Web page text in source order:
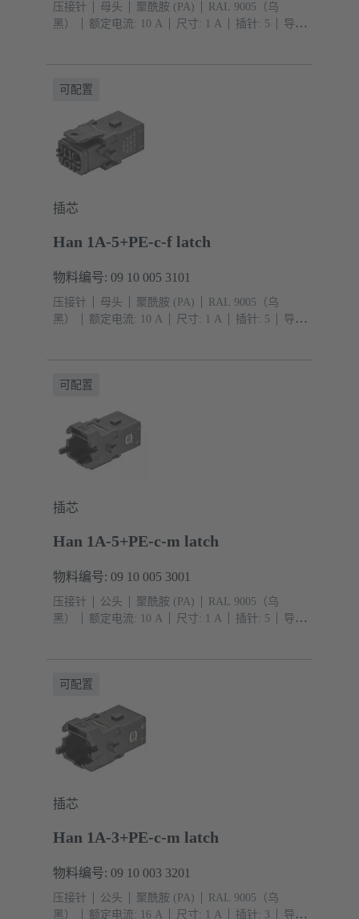
压接针 母头 聚酰胺 (PA)
RAL 9005（乌
黑）
额定电流: ‌10 A 尺寸: 1 A 插针: 5
导体
可配置
插芯
Han 1A-5+PE-c-f latch
物料编号: 09 10 005 3101
压接针 母头 聚酰胺 (PA)
RAL 9005（乌
黑）
额定电流: ‌10 A 尺寸: 1 A 插针: 5
导体
可配置
插芯
Han 1A-5+PE-c-m latch
物料编号: 09 10 005 3001
压接针 公头 聚酰胺 (PA)
RAL 9005（乌
黑）
额定电流: ‌10 A 尺寸: 1 A 插针: 5
导体
可配置
插芯
Han 1A-3+PE-c-m latch
物料编号: 09 10 003 3201
压接针 公头 聚酰胺 (PA)
RAL 9005（乌
黑）
额定电流: ‌16 A 尺寸: 1 A 插针: 3 导体